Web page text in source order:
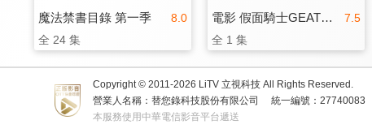
8.0
魔法禁書目錄 第一季
全 24 集
7.5
電影 假面騎士GEATS 四人的ACE與黑狐(中文版)
全 1 集
Copyright © 2011-2026 LiTV 立視科技 All Rights Reserved.
營業人名稱：替您錄科技股份有限公司
統一編號：27740083
本服務使用中華電信影音平台遞送